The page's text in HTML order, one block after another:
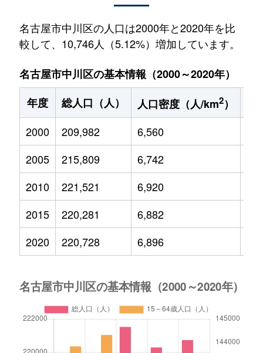
名古屋市中川区の人口は2000年と2020年を比
較して、10,746人（5.12%）増加しています。
名古屋市中川区の基本情報（2000～2020年）
年度
総人口（人） 人口密度（人/km2）
2000
209,982 6,560
2005
215,809 6,742
2010
221,521 6,920
2015
220,281 6,882
2020
220,728 6,896